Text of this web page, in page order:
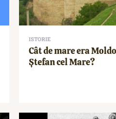
ISTORIE
Cât de mare era
Ștefan cel Mare?